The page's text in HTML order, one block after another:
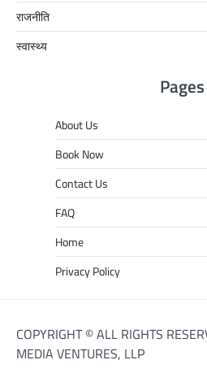
राजनीति
स्वास्थ्य
Pages
About Us
Book Now
Contact Us
FAQ
Home
Privacy Policy
COPYRIGHT © ALL RIGHTS
MEDIA VENTURES, LLP